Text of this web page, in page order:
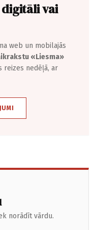
vai
web un mobilajās
«Liesma»
nedēļā, ar
norādīt vārdu.